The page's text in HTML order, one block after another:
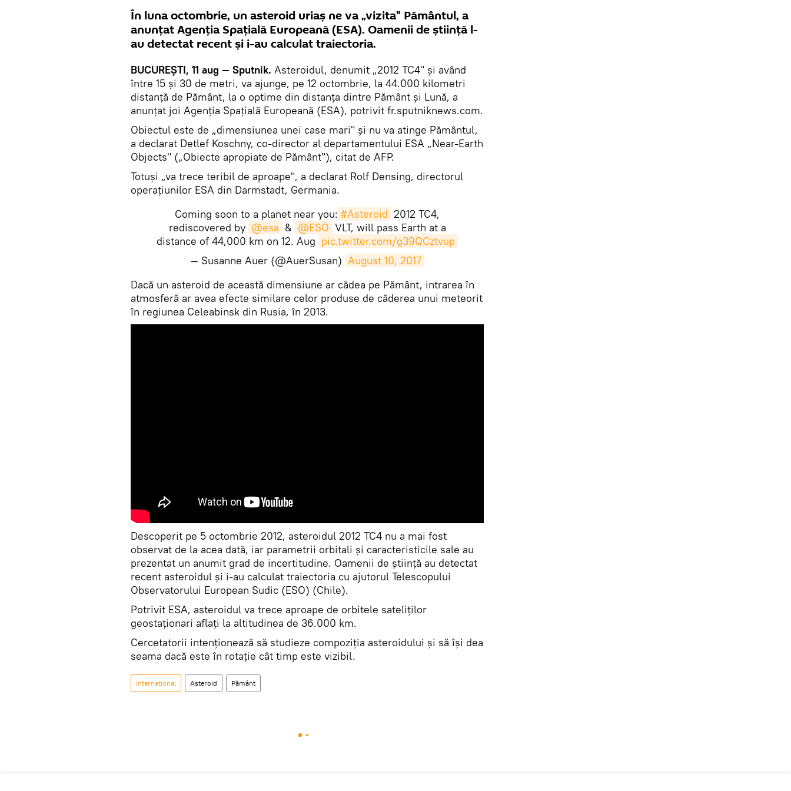
În luna octombrie, un asteroid uriaş ne va „vizita" Pământul, a
anunţat Agenția Spațială Europeană (ESA). Oamenii de știință l-
au detectat recent și i-au calculat traiectoria.
BUCUREŞTI, 11 aug — Sputnik. Asteroidul, denumit „2012 TC4" și având
între 15 și 30 de metri, va ajunge, pe 12 octombrie, la 44.000 kilometri
distanţă de Pământ, la o optime din distanța dintre Pământ și Lună, a
anunţat joi Agenția Spațială Europeană (ESA), potrivit fr.sputniknews.com.
Obiectul este de „dimensiunea unei case mari" şi nu va atinge Pământul,
a declarat Detlef Koschny, co-director al departamentului ESA „Near-Earth
Objects" („Obiecte apropiate de Pământ"), citat de AFP.
Totuşi „va trece teribil de aproape", a declarat Rolf Densing, directorul
operațiunilor ESA din Darmstadt, Germania.
Coming soon to a planet near you: #Asteroid 2012 TC4,
rediscovered by @esa & @ESO VLT, will pass Earth at a
distance of 44,000 km on 12. Aug pic.twitter.com/g39QCztvup
— Susanne Auer (@AuerSusan) August 10, 2017
​Dacă un asteroid de această dimensiune ar cădea pe Pământ, intrarea în
atmosferă ar avea efecte similare celor produse de căderea unui meteorit
în regiunea Celeabinsk din Rusia, în 2013.
Descoperit pe 5 octombrie 2012, asteroidul 2012 TC4 nu a mai fost
observat de la acea dată, iar parametrii orbitali și caracteristicile sale au
prezentat un anumit grad de incertitudine. Oamenii de știință au detectat
recent asteroidul și i-au calculat traiectoria cu ajutorul Telescopului
Observatorului European Sudic (ESO) (Chile).
Potrivit ESA, asteroidul va trece aproape de orbitele sateliților
geostaționari aflați la altitudinea de 36.000 km.
Cercetatorii intenţionează să studieze compoziţia asteroidului şi să îşi dea
seama dacă este în rotaţie cât timp este vizibil.
Internaţional Asteroid Pământ